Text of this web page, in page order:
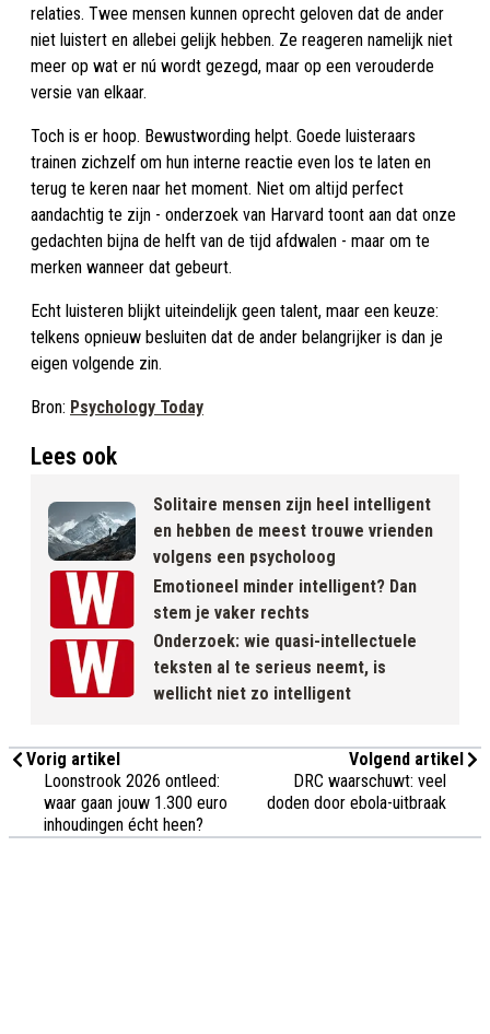
relaties. Twee mensen kunnen oprecht geloven dat de ander
niet luistert en allebei gelijk hebben. Ze reageren namelijk niet
meer op wat er nú wordt gezegd, maar op een verouderde
versie van elkaar.
Toch is er hoop. Bewustwording helpt. Goede luisteraars
trainen zichzelf om hun interne reactie even los te laten en
terug te keren naar het moment. Niet om altijd perfect
aandachtig te zijn - onderzoek van Harvard toont aan dat onze
gedachten bijna de helft van de tijd afdwalen - maar om te
merken wanneer dat gebeurt.
Echt luisteren blijkt uiteindelijk geen talent, maar een keuze:
telkens opnieuw besluiten dat de ander belangrijker is dan je
eigen volgende zin.
Bron: Psychology Today
Lees ook
Solitaire mensen zijn heel intelligent
en hebben de meest trouwe vrienden
volgens een psycholoog
Emotioneel minder intelligent? Dan
stem je vaker rechts
Onderzoek: wie quasi-intellectuele
teksten al te serieus neemt, is
wellicht niet zo intelligent
Vorig artikel
Loonstrook 2026 ontleed:
waar gaan jouw 1.300 euro
inhoudingen écht heen?
Volgend artikel
DRC waarschuwt: veel
doden door ebola-uitbraak